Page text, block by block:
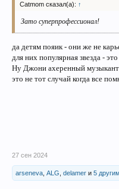
Catmom сказал(а): ↑
Зато суперпрофессионал!
да детям пояик - они же не
для них популярная звезда -
Ну Джони ахеренный музыкант
это не тот случай когда все
27 сен 2024
arseneva ALG delamer и 5 другим